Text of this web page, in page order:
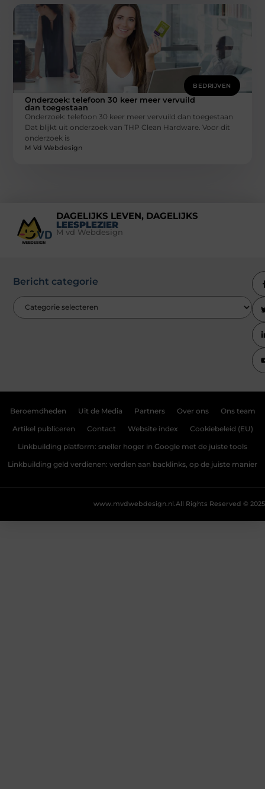
BEDRIJVEN
Onderzoek: telefoon 30 keer meer vervuild
dan toegestaan
Onderzoek: telefoon 30 keer meer vervuild dan toegestaan
Dat blijkt uit onderzoek van THP Clean Hardware. Voor dit
onderzoek is
M Vd Webdesign
DAGELIJKS LEVEN, DAGELIJKS
LEESPLEZIER
M vd Webdesign
Bericht categorie
Beroemdheden Uit de Media Partners Over ons Ons team
Artikel publiceren Contact Website index Cookiebeleid (EU)
Linkbuilding platform: sneller hoger in Google met de juiste tools
Linkbuilding geld verdienen: verdien aan backlinks, op de juiste manier
All Rights Reserved © 2025
www.mvdwebdesign.nl.